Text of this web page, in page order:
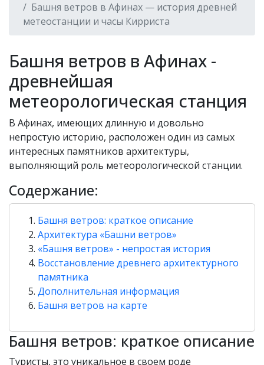
Башня ветров в Афинах — история древней
метеостанции и часы Кирриста
Башня ветров в Афинах -
древнейшая
метеорологическая станция
В Афинах, имеющих длинную и довольно
непростую историю, расположен один из самых
интересных памятников архитектуры,
выполняющий роль метеорологической станции.
Содержание:
Башня ветров: краткое описание
Архитектура «Башни ветров»
«Башня ветров» - непростая история
Восстановление древнего архитектурного
памятника
Дополнительная информация
Башня ветров на карте
Башня ветров: краткое описание
Туристы, это уникальное в своем роде